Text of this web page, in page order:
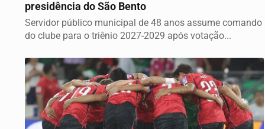
presidência do São Bento
Servidor público municipal de 48 anos assume comando
do clube para o triênio 2027-2029 após votação...